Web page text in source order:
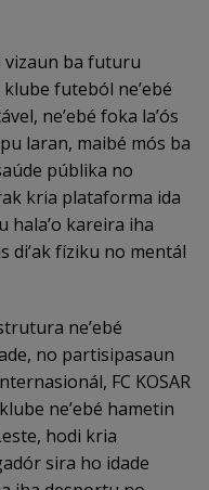
vizaun ba futuru
futeból ne’ebé
ne’ebé foka la’ós
laran, maibé mós ba
públika no
kria plataforma ida
hala’o kareira iha
fíziku no mentál
ne’ebé
no partisipasaun
FC KOSAR
ne’ebé hametin
hodi kria
sira ho idade